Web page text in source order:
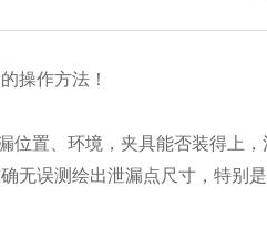
操作方法！
位置、环境，夹具能否装得上
无误测绘出泄漏点尺寸，特别